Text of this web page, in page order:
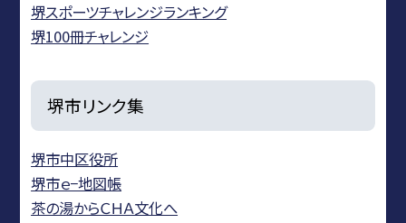
堺スポーツチャレンジランキング
堺100冊チャレンジ
堺市リンク集
堺市中区役所
堺市ｅ−地図帳
茶の湯からＣＨＡ文化へ